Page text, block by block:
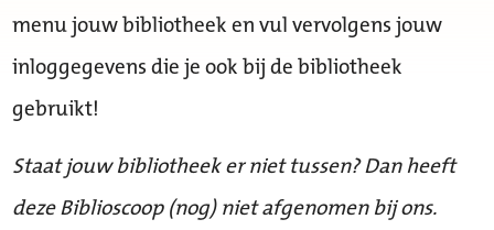
menu jouw bibliotheek en vul vervolgens jouw
inloggegevens die je ook bij de bibliotheek
gebruikt!
Staat jouw bibliotheek er niet tussen? Dan heeft
deze Biblioscoop (nog) niet afgenomen bij ons.